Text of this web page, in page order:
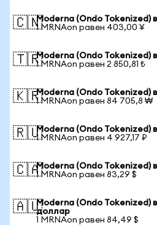
🇨🇳Moderna (Ondo Tokenized)
1 MRNAon равен 403,00 ¥
🇹🇷Moderna (Ondo Tokenized)
1 MRNAon равен 2 850,81 ₺
🇰🇷Moderna (Ondo Tokenized)
1 MRNAon равен 84 705,8 ₩
🇷🇺Moderna (Ondo Tokenized)
1 MRNAon равен 4 927,17 ₽
🇨🇦Moderna (Ondo Tokenized)
1 MRNAon равен 83,29 $
🇦🇺Moderna (Ondo Tokenized)
доллар
1 MRNAon равен 84,49 $